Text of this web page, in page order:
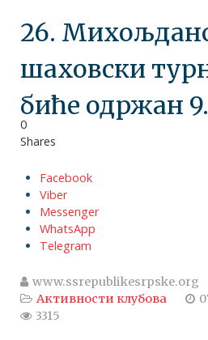
26.
шаховски
биће одржан
0
Shares
Facebook
Viber
Messenger
WhatsApp
Telegram
www.ssrepublikesrpske.org
Активности клубова
3315